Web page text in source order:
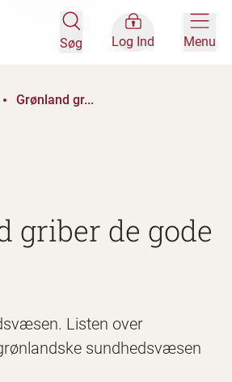
Søg Log Ind Menu
Grønland gr...
griber de gode
Listen over
sundhedsvæsen